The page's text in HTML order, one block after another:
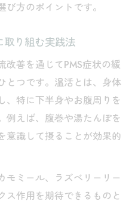
方のポイントです。
取り組む実践法
改善を通じてPMS症状の緩
とつです。温活とは、身体
、特に下半身やお腹周りを
例えば、腹巻や湯たんぽを
意識して摂ることが効果的
モミール、ラズベリーリー
ス作用を期待できるものと